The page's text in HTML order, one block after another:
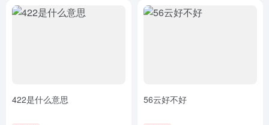
422是什么意思 56云好不好